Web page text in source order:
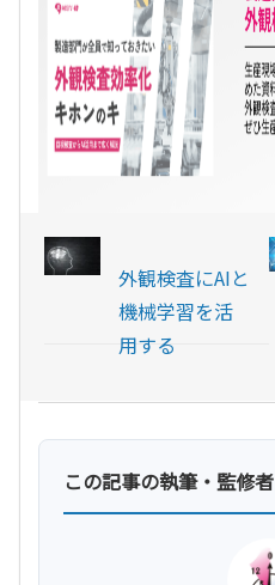
外観検査にAIと
機械学習を活
用する
この記事の執筆・監修者